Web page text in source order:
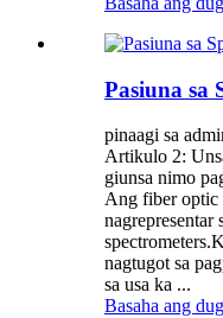
Pasiuna sa
pinaagi sa
Artikulo 2:
giunsa nimo
Ang fiber optic
nagrepresentar
nagtugot sa
sa usa ka ...
Basaha ang